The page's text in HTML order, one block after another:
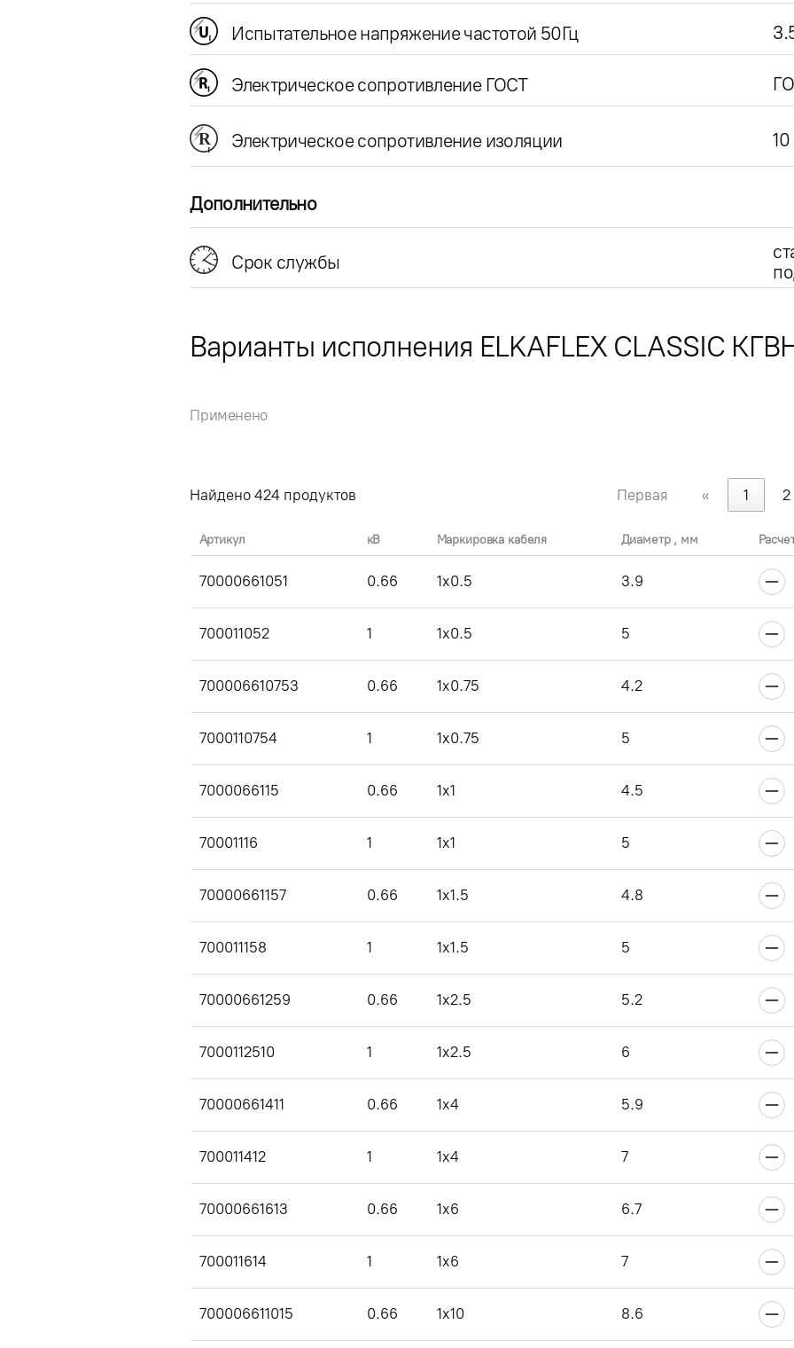
Испытательное напряжение частотой 50Гц
Электрическое сопротивление ГОСТ
Электрическое сопротивление изоляции 10
Дополнительно
Срок службы
Варианты исполнения ELKAFLEX CLASSIC
Применено
Найдено424 продуктов Первая « 1 2
Артикул кВ Маркировка кабеля Диаметр , мм
70000661051 0.66 1x0.5 3.9
700011052 1 1x0.5 5
700006610753 0.66 1x0.75 4.2
7000110754 1 1x0.75 5
7000066115 0.66 1x1 4.5
70001116 1 1x1 5
70000661157 0.66 1x1.5 4.8
700011158 1 1x1.5 5
70000661259 0.66 1x2.5 5.2
7000112510 1 1x2.5 6
70000661411 0.66 1x4 5.9
700011412 1 1x4 7
70000661613 0.66 1x6 6.7
700011614 1 1x6 7
700006611015 0.66 1x10 8.6